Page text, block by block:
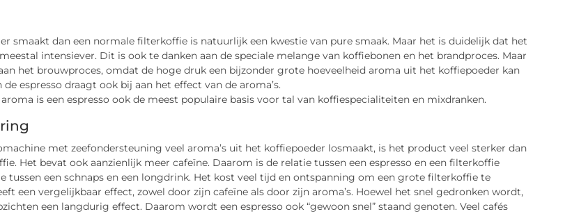
smaakt dan een normale filterkoffie is natuurlijk een kwestie van pure smaak. Maar het is duidelijk dat het
intensiever. Dit is ook te danken aan de speciale melange van koffiebonen en het brandproces. Maar
het brouwproces, omdat de hoge druk een bijzonder grote hoeveelheid aroma uit het koffiepoeder kan
de espresso draagt ook bij aan het effect van de aroma’s.
is een espresso ook de meest populaire basis voor tal van koffiespecialiteiten en mixdranken.
met zeefondersteuning veel aroma’s uit het koffiepoeder losmaakt, is het product veel sterker dan
Het bevat ook aanzienlijk meer cafeïne. Daarom is de relatie tussen een espresso en een filterkoffie
tussen een schnaps en een longdrink. Het kost veel tijd en ontspanning om een grote filterkoffie te
een vergelijkbaar effect, zowel door zijn cafeïne als door zijn aroma’s. Hoewel het snel gedronken wordt,
een langdurig effect. Daarom wordt een espresso ook “gewoon snel” staand genoten. Veel cafés